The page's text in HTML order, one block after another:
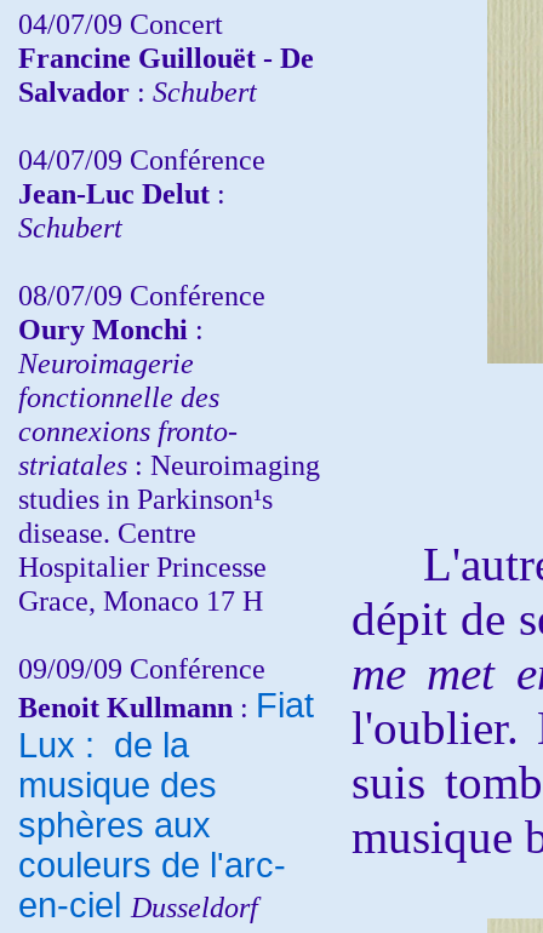
04/07/09 Concert
Francine Guillouët - De
Salvador : Schubert
04/07/09 Conférence
Jean-Luc Delut :
Schubert
08/07/09 Conférence
Oury Monchi :
Neuroimagerie
fonctionnelle des
connexions fronto-
striatales : Neuroimaging
studies in Parkinson¹s
disease. Centre
Hospitalier Princesse
Grace, Monaco 17 H
09/09/09 Conférence
Benoit Kullmann : Fiat
Lux : de la
musique des
sphères aux
couleurs de l'arc-
en-ciel Dusseldorf
L'autre
dépit de
me met
l'oublier.
suis
musique